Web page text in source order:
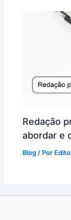
Redação
abordar e
Blog / Por